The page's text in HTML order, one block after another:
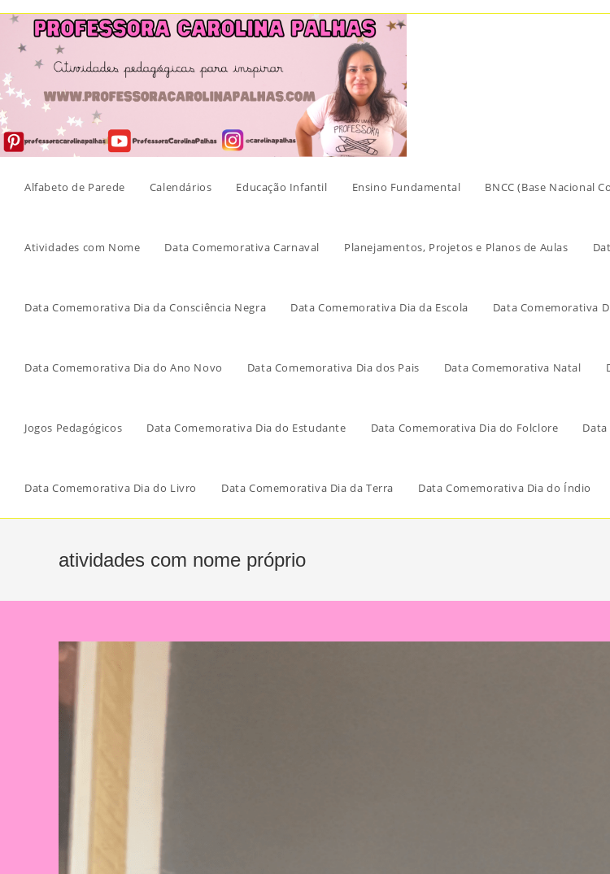
Skip
content
Alfabeto de Parede Calendários Educação Infantil Ensino Fundamental BNCC (Base Nacional
Atividades com Nome Data Comemorativa Carnaval Planejamentos, Projetos e Planos de Aulas
Data Comemorativa Dia da Consciência Negra Data Comemorativa Dia da Escola Data Comemorativa
Data Comemorativa Dia do Ano Novo Data Comemorativa Dia dos Pais Data Comemorativa Natal
Jogos Pedagógicos Data Comemorativa Dia do Estudante Data Comemorativa Dia do Folclore
Data Comemorativa Dia do Livro Data Comemorativa Dia da Terra Data Comemorativa Dia do Índio
atividades com nome próprio